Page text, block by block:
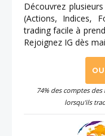
Découvrez
(Actions, Indices,
trading facile à
Rejoignez IG dès
74% des comptes
lorsqu'ils